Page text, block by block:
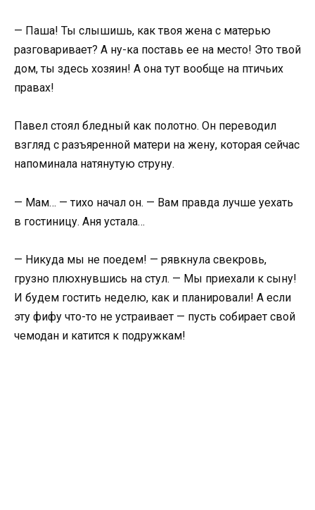
— Паша! Ты слышишь, как твоя жена с матерью
разговаривает? А ну-ка поставь ее на место! Это твой
дом, ты здесь хозяин! А она тут вообще на птичьих
правах!
Павел стоял бледный как полотно. Он переводил
взгляд с разъяренной матери на жену, которая сейчас
напоминала натянутую струну.
— Мам… — тихо начал он. — Вам правда лучше уехать
в гостиницу. Аня устала…
— Никуда мы не поедем! — рявкнула свекровь,
грузно плюхнувшись на стул. — Мы приехали к сыну!
И будем гостить неделю, как и планировали! А если
эту фифу что-то не устраивает — пусть собирает свой
чемодан и катится к подружкам!